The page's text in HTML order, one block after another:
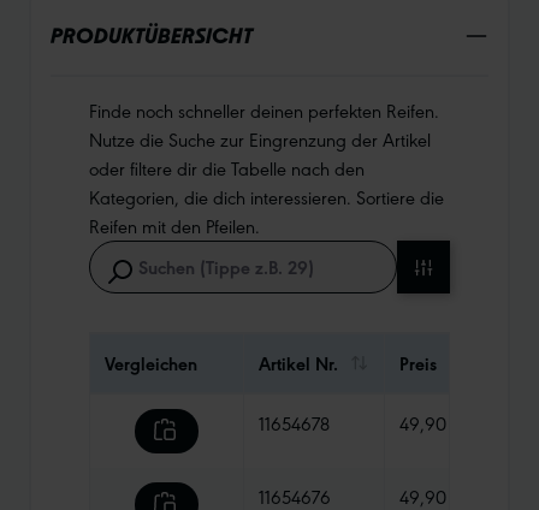
PRODUKTÜBERSICHT
Finde noch schneller deinen perfekten Reifen.
Nutze die Suche zur Eingrenzung der Artikel
oder filtere dir die Tabelle nach den
Kategorien, die dich interessieren. Sortiere die
Reifen mit den Pfeilen.
Vergleichen Artikel Nr. Preis
11654678 49,90 €
11654676 49,90 €